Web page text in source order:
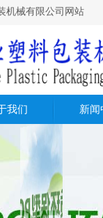
机械有限公司网站
我们 新闻